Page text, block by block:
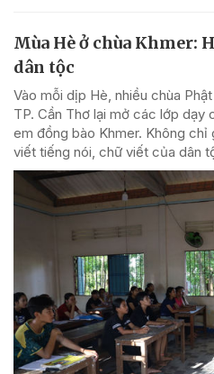
Mùa Hè ở chùa Khmer:
dân tộc
Vào mỗi dịp Hè, nhiều chùa
TP. Cần Thơ lại mở các lớp dạy
em đồng bào Khmer. Không
viết tiếng nói, chữ viết của dân